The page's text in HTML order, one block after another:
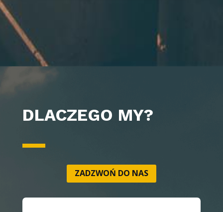
DLACZEGO MY?
ZADZWOŃ DO NAS